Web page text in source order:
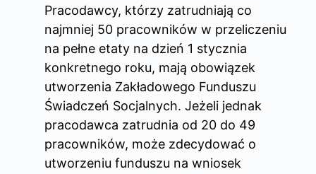
Pracodawcy, którzy zatrudniają co
najmniej 50 pracowników w przeliczeniu
na pełne etaty na dzień 1 stycznia
konkretnego roku, mają obowiązek
utworzenia Zakładowego Funduszu
Świadczeń Socjalnych. Jeżeli jednak
pracodawca zatrudnia od 20 do 49
pracowników, może zdecydować o
utworzeniu funduszu na wniosek